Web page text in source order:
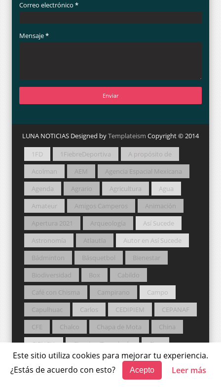
Este sitio utiliza cookies para mejorar tu experiencia.
¿Estás de acuerdo con esto?
Acepto Leer más
Correo electrónico *
Mensaje*
LUNA NOTICIAS Designed byTemplateism Copyright © 2014
1FD 1FiebreDeportiva
A propósito de
Acolman
AEM
Agencia Espacial Mexicana
Agenda
Agrario Agricultura
Agua
Amateur
Amigos Camperos
Animación
Apertura 2021
Arqueología
Así Sucede
Astronomía
Atlautla
Autor en Así Sucede
Bádminton
Básquetbol
Bienestar
Biodiversidad
Box
Cabildo
Café con Chisma
Campirano
Campo
Capulhuac
Carlos CEDIPIEM
CEPANAF
CFE
Chalco Chapa de Mota
China
CIENCIA
Ciencia y Tecnología
Cine
Ciudadano
Clima CMLL
Codhem
Conciertos Congreso